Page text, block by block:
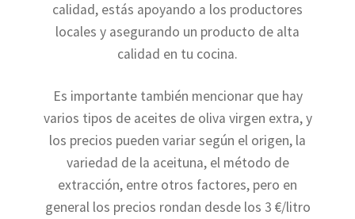
calidad, estás apoyando a los productores
locales y asegurando un producto de alta
calidad en tu cocina.
Es importante también mencionar que hay
varios tipos de aceites de oliva virgen extra, y
los precios pueden variar según el origen, la
variedad de la aceituna, el método de
extracción, entre otros factores, pero en
general los precios rondan desde los 3 €/litro